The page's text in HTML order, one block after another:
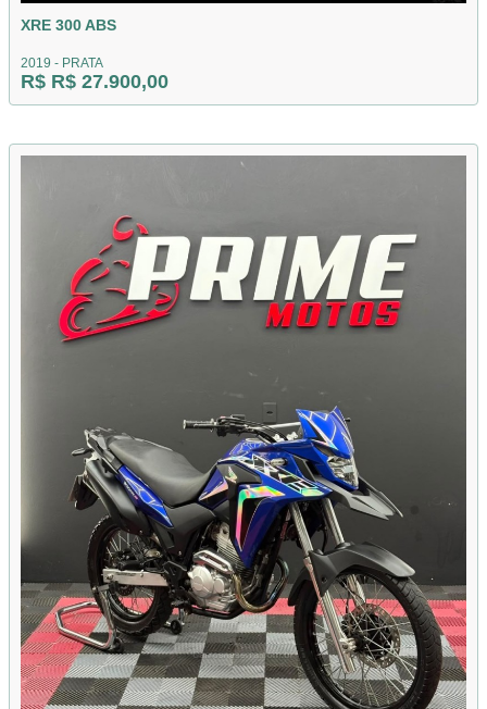
XRE 300 ABS
2019 - PRATA
R$ R$ 27.900,00